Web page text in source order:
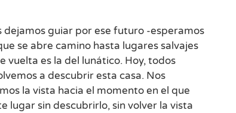
dejamos guiar por ese futuro -esperamos
se abre camino hasta lugares salvajes
vuelta es la del lunático. Hoy, todos
a descubrir esta casa. Nos
la vista hacia el momento en el que
lugar sin descubrirlo, sin volver la vista